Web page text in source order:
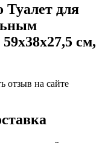
для
см,
отзыв на сайте